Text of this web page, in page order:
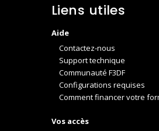
Liens utiles
Aide
Contactez-nous
Support technique
Communauté F3DF
Configurations requises
Comment financer votre
Vos accès